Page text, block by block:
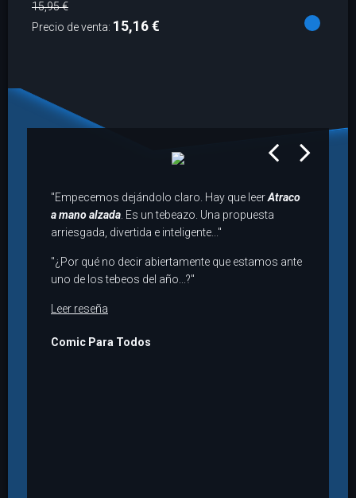
15,95 €
Precio de venta: 15,16 €
"Empecemos dejándolo claro. Hay que leerAtraco
a mano alzada . Es un tebeazo. Una propuesta
arriesgada, divertida e inteligente..."
"¿Por qué no decir abiertamente que estamos ante
uno de los tebeos del año...?"
Leer reseña
Comic Para Todos